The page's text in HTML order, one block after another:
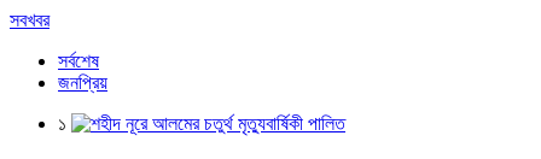
সবখবর
সর্বশেষ
জনপ্রিয়
১